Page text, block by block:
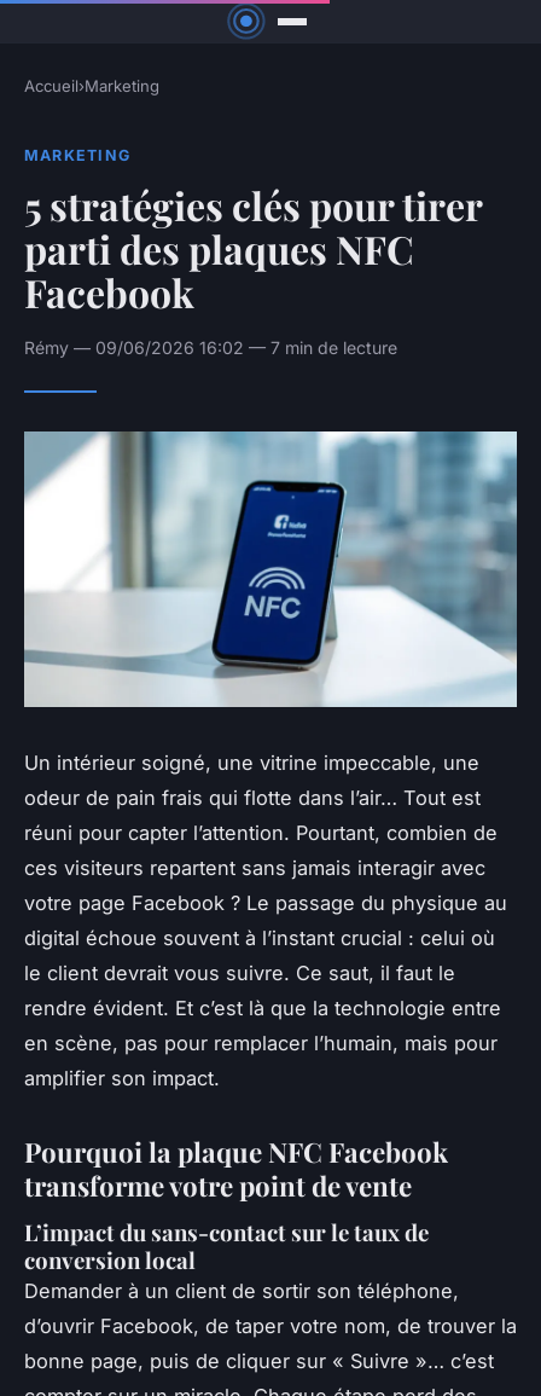
Accueil›Marketing
MARKETING
5 stratégies clés pour tirer
parti des plaques NFC
Facebook
Rémy — 09/06/2026 16:02 — 7 min de lecture
Un intérieur soigné, une vitrine impeccable, une
odeur de pain frais qui flotte dans l’air… Tout est
réuni pour capter l’attention. Pourtant, combien de
ces visiteurs repartent sans jamais interagir avec
votre page Facebook ? Le passage du physique au
digital échoue souvent à l’instant crucial : celui où
le client devrait vous suivre. Ce saut, il faut le
rendre évident. Et c’est là que la technologie entre
en scène, pas pour remplacer l’humain, mais pour
amplifier son impact.
Pourquoi la plaque NFC Facebook
transforme votre point de vente
L’impact du sans-contact sur le taux de
conversion local
Demander à un client de sortir son téléphone,
d’ouvrir Facebook, de taper votre nom, de trouver la
bonne page, puis de cliquer sur « Suivre »… c’est